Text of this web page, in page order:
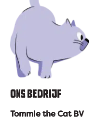
ONS BEDRIJF
Tommie the Cat BV